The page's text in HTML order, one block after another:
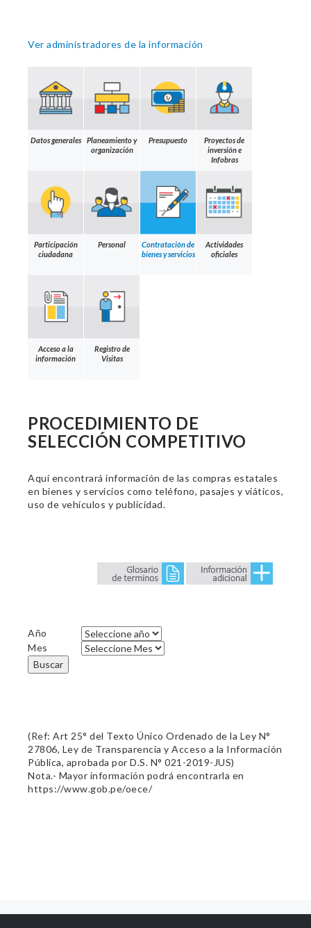
Ver administradores de la información
Datos generales
Planeamiento y
organización
Presupuesto
Proyectos de
inversión e
Infobras
Participación
ciudadana
Personal
Contratación de
bienes y servicios
Actividades
oficiales
Acceso a la
información
Registro de
Visitas
PROCEDIMIENTO DE
SELECCIÓN COMPETITIVO
Aquí encontrará información de las compras estatales
en bienes y servicios como teléfono, pasajes y viáticos,
uso de vehículos y publicidad.
Año
Mes
Buscar
(Ref: Art 25° del Texto Único Ordenado de la Ley N°
27806, Ley de Transparencia y Acceso a la Información
Pública, aprobada por D.S. N° 021-2019-JUS)
Nota.- Mayor información podrá encontrarla en
https://www.gob.pe/oece/